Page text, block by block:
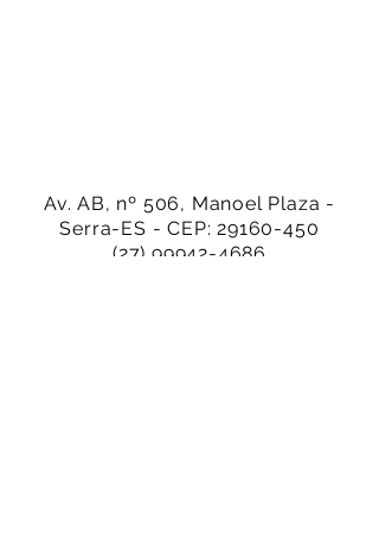
Av. AB, nº 506, Manoel Plaza -
Serra-ES - CEP: 29160-450
(27) 99942-4686